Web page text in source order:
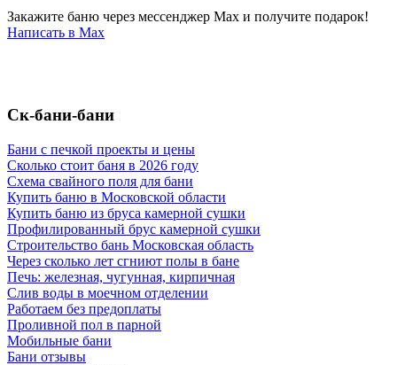
Закажите баню через мессенджер Max и получите подарок!
Написать в Max
Ск-бани-бани
Бани с печкой проекты и цены
Сколько стоит баня в 2026 году
Схема свайного поля для бани
Купить баню в Московской области
Купить баню из бруса камерной сушки
Профилированный брус камерной сушки
Строительство бань Московская область
Через сколько лет сгниют полы в бане
Печь: железная, чугунная, кирпичная
Слив воды в моечном отделении
Работаем без предоплаты
Проливной пол в парной
Мобильные бани
Бани отзывы